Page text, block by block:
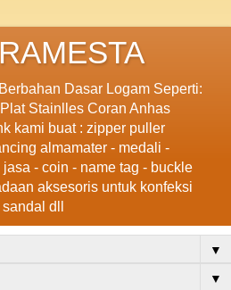
Dasar Logam Seperti:
Stainlles Coran Anhas
kami buat : zipper puller
almamater - medali -
- coin - name tag - buckle
aksesoris untuk konfeksi
dll
▼
▼